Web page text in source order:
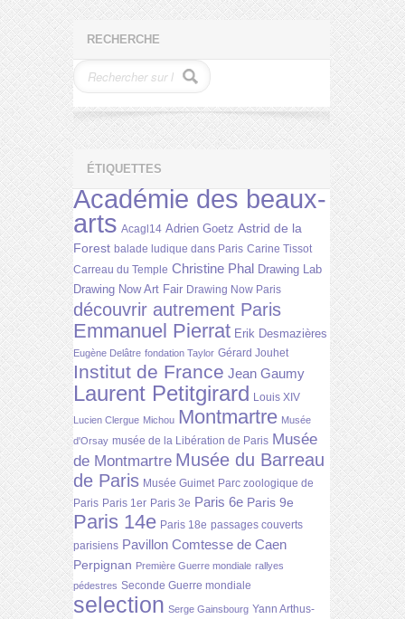
RECHERCHE
ÉTIQUETTES
Académie des beaux-
arts Acagl14 Adrien Goetz Astrid de la
Forest balade ludique dans Paris Carine Tissot
Carreau du Temple Christine Phal Drawing Lab
Drawing Now Art Fair Drawing Now Paris
découvrir autrement Paris
Emmanuel Pierrat Erik Desmazières
Eugène Delâtre fondation Taylor Gérard Jouhet
Institut de France Jean Gaumy
Laurent Petitgirard Louis XIV
Lucien Clergue Michou Montmartre Musée
d'Orsay musée de la Libération de Paris Musée
de Montmartre Musée du Barreau
de Paris Musée Guimet Parc zoologique de
Paris Paris 1er Paris 3e Paris 6e Paris 9e
Paris 14e Paris 18e passages couverts
parisiens Pavillon Comtesse de Caen
Perpignan Première Guerre mondiale rallyes
pédestres Seconde Guerre mondiale
selection Serge Gainsbourg Yann Arthus-